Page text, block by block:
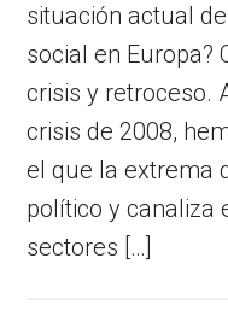
situación actual
social en Europa?
crisis y retroceso.
crisis de 2008,
el que la extrema
político y canaliza
sectores […]